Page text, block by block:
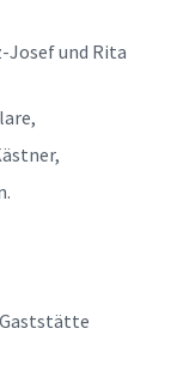
Josef und Rita
Gaststätte